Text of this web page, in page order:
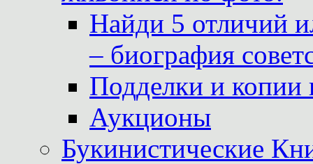
Найди 5 отличий
– биография
Подделки и копии
Аукционы
Букинистические